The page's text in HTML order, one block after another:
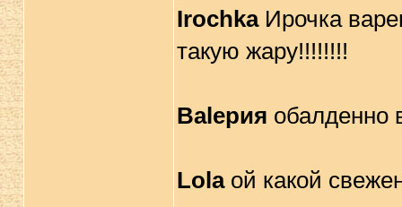
IrochkaИрочка
такую жару!!!!!!!!
Вalерия обалденно
Lolaой какой